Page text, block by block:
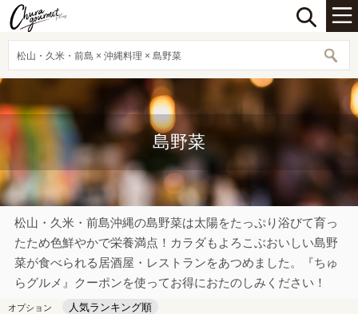
松山・久米・前島 × 沖縄料理 × 島野菜
島野菜
松山・久米・前島沖縄の島野菜は太陽をたっぷり浴びて育っ
たため色鮮やかで栄養満点！カラダもよろこぶおいしい島野
菜が食べられる居酒屋・レストランをあつめました。『ちゅ
らグルメ』クーポンを使ってお得におたのしみください！
オプション 人気ランキング順